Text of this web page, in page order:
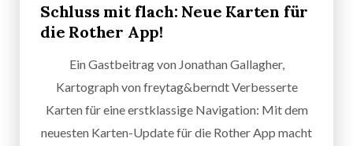
Schluss mit flach: Neue Karten für
die Rother App!
Ein Gastbeitrag von Jonathan Gallagher,
Kartograph von freytag&berndt Verbesserte
Karten für eine erstklassige Navigation: Mit dem
neuesten Karten-Update für die Rother App macht